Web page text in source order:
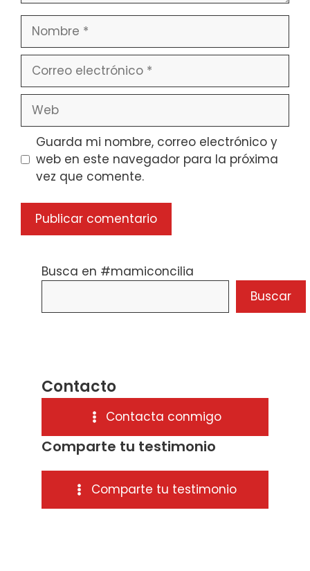
Nombre
Correo
electrónico
Web
Guarda mi nombre, correo electrónico y
web en este navegador para la próxima
vez que comente.
Busca en #mamiconcilia
Buscar
Contacto
Contacta conmigo
Comparte tu testimonio
Comparte tu testimonio